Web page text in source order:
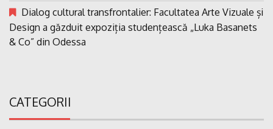
Dialog cultural transfrontalier: Facultatea Arte Vizuale și
Design a găzduit expoziția studențească „Luka Basanets
& Co” din Odessa
CATEGORII